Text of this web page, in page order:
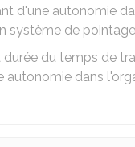
d'une autonomie
système de
durée du temps de
autonomie dans